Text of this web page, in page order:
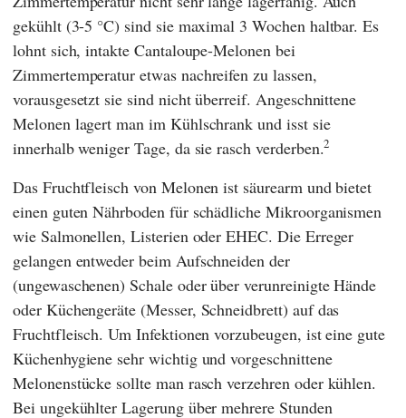
gekühlt (3-5 °C) sind sie maximal 3 Wochen haltbar. Es
lohnt sich, intakte Cantaloupe-Melonen bei
Zimmertemperatur etwas nachreifen zu lassen,
vorausgesetzt sie sind nicht überreif. Angeschnittene
Melonen lagert man im Kühlschrank und isst sie
innerhalb weniger Tage, da sie rasch verderben.2
Das Fruchtfleisch von Melonen ist säurearm und bietet
einen guten Nährboden für schädliche Mikroorganismen
wie Salmonellen, Listerien oder EHEC. Die Erreger
gelangen entweder beim Aufschneiden der
(ungewaschenen) Schale oder über verunreinigte Hände
oder Küchengeräte (Messer, Schneidbrett) auf das
Fruchtfleisch. Um Infektionen vorzubeugen, ist eine gute
Küchenhygiene sehr wichtig und vorgeschnittene
Melonenstücke sollte man rasch verzehren oder kühlen.
Bei ungekühlter Lagerung über mehrere Stunden